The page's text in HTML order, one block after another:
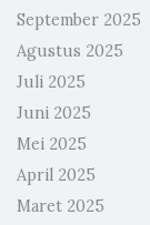
September 2025
Agustus 2025
Juli 2025
Juni 2025
Mei 2025
April 2025
Maret 2025